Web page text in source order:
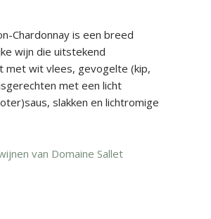
Chardonnay is een breed
wijn die uitstekend
met wit vlees, gevogelte (kip,
met een licht
slakken en lichtromige
van Domaine Sallet